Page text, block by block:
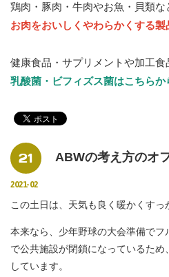
鶏肉・豚肉・牛肉やお魚・貝類な
お肉をおいしくやわらかくする製
健康食品・サプリメントや加工食
乳酸菌・ビフィズス菌はこちらか
21
2021-02
ABWの考え方のオ
この土日は、天気も良く暖かくすっ
本来なら、少年野球の大会準備で
で公共施設が閉鎖になっているた
しています。